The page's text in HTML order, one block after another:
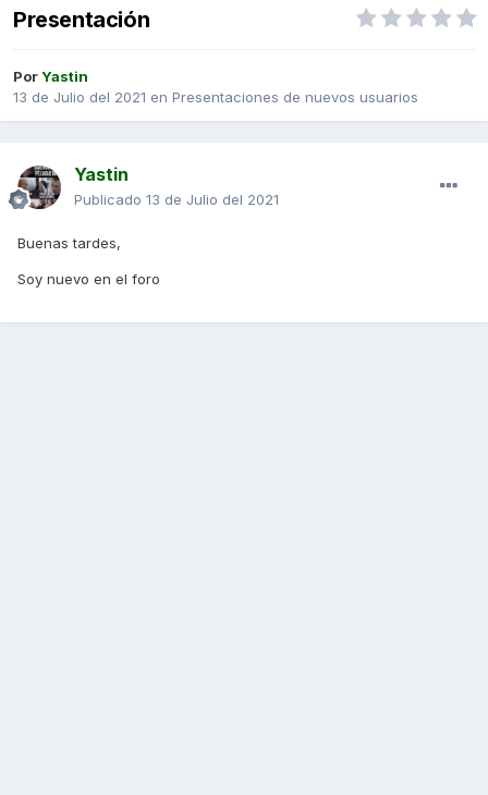
Presentación
PorYastin
13 de Julio del 2021 en Presentaciones de nuevos usuarios
Yastin
Publicado 13 de Julio del 2021
Buenas tardes,
Soy nuevo en el foro